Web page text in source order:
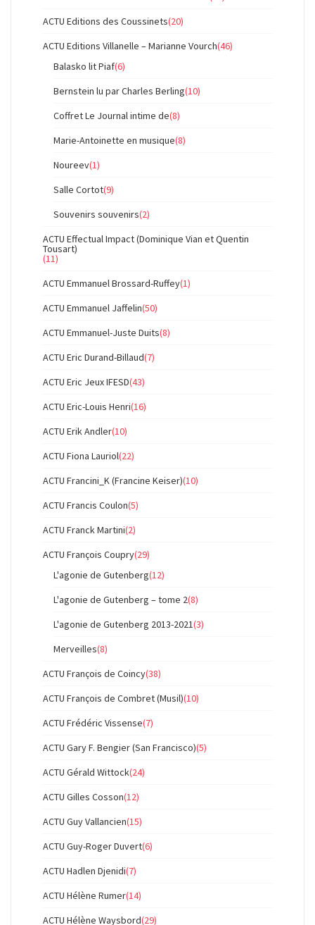
ACTU Editions des Coussinets(20)
ACTU Editions Villanelle – Marianne Vourch(46)
Balasko lit Piaf(6)
Bernstein lu par Charles Berling(10)
Coffret Le Journal intime de(8)
Marie-Antoinette en musique(8)
Noureev(1)
Salle Cortot(9)
Souvenirs souvenirs(2)
ACTU Effectual Impact (Dominique Vian et Quentin
Tousart)
(11)
ACTU Emmanuel Brossard-Ruffey(1)
ACTU Emmanuel Jaffelin(50)
ACTU Emmanuel-Juste Duits(8)
ACTU Eric Durand-Billaud(7)
ACTU Eric Jeux IFESD(43)
ACTU Eric-Louis Henri(16)
ACTU Erik Andler(10)
ACTU Fiona Lauriol(22)
ACTU Francini_K (Francine Keiser)(10)
ACTU Francis Coulon(5)
ACTU Franck Martini(2)
ACTU François Coupry(29)
L'agonie de Gutenberg(12)
L'agonie de Gutenberg – tome 2(8)
L'agonie de Gutenberg 2013-2021(3)
Merveilles(8)
ACTU François de Coincy(38)
ACTU François de Combret (Musil)(10)
ACTU Frédéric Vissense(7)
ACTU Gary F. Bengier (San Francisco)(5)
ACTU Gérald Wittock(24)
ACTU Gilles Cosson(12)
ACTU Guy Vallancien(15)
ACTU Guy-Roger Duvert(6)
ACTU Hadlen Djenidi(7)
ACTU Hélène Rumer(14)
ACTU Hélène Waysbord(29)